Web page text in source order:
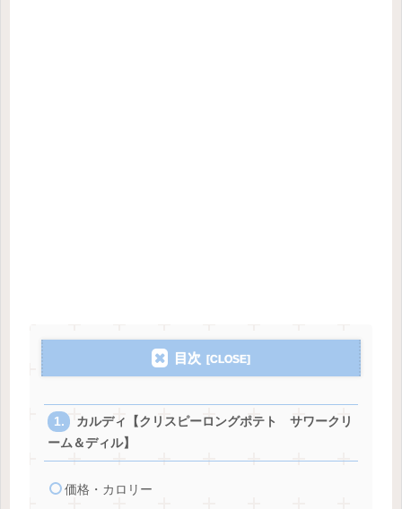
目次
カルディ【クリスピーロングポテト サワークリ
ーム＆ディル】
価格・カロリー